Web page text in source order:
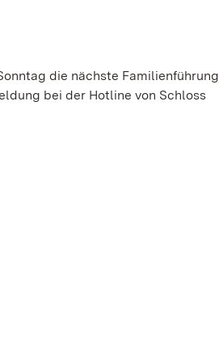
die nächste Familienführung
bei der Hotline von Schloss